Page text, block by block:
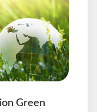
Green